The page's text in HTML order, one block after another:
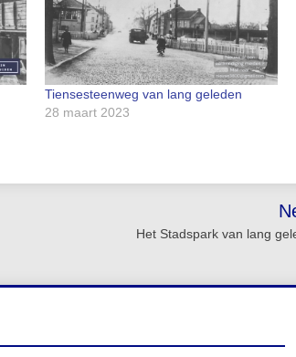
Tiensesteenweg van lang geleden
28 maart 2023
Het Stadspark van lang